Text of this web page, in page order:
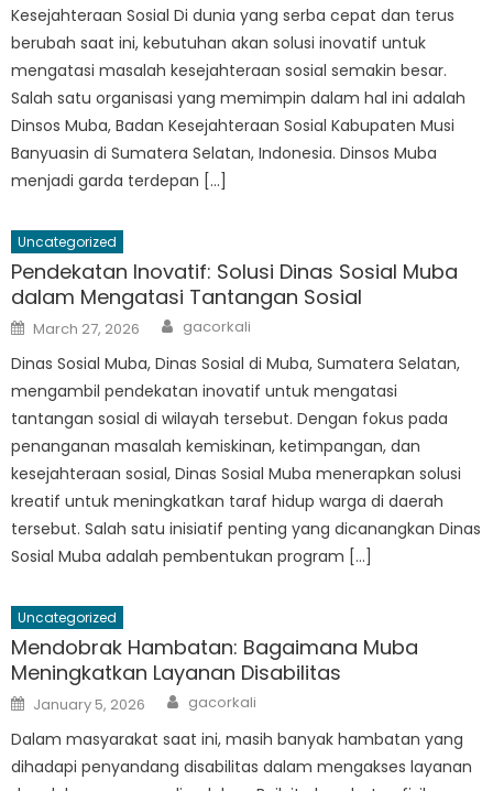
Kesejahteraan Sosial Di dunia yang serba cepat dan terus
berubah saat ini, kebutuhan akan solusi inovatif untuk
mengatasi masalah kesejahteraan sosial semakin besar.
Salah satu organisasi yang memimpin dalam hal ini adalah
Dinsos Muba, Badan Kesejahteraan Sosial Kabupaten Musi
Banyuasin di Sumatera Selatan, Indonesia. Dinsos Muba
menjadi garda terdepan […]
Uncategorized
Pendekatan Inovatif: Solusi Dinas Sosial Muba
dalam Mengatasi Tantangan Sosial
Posted
on
March 27, 2026 Author
gacorkali
Dinas Sosial Muba, Dinas Sosial di Muba, Sumatera Selatan,
mengambil pendekatan inovatif untuk mengatasi
tantangan sosial di wilayah tersebut. Dengan fokus pada
penanganan masalah kemiskinan, ketimpangan, dan
kesejahteraan sosial, Dinas Sosial Muba menerapkan solusi
kreatif untuk meningkatkan taraf hidup warga di daerah
tersebut. Salah satu inisiatif penting yang dicanangkan Dinas
Sosial Muba adalah pembentukan program […]
Uncategorized
Mendobrak Hambatan: Bagaimana Muba
Meningkatkan Layanan Disabilitas
Posted
on
January 5, 2026 Author
gacorkali
Dalam masyarakat saat ini, masih banyak hambatan yang
dihadapi penyandang disabilitas dalam mengakses layanan